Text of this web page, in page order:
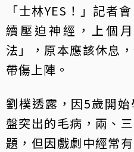
「士林YES！」記者
續壓迫神經，上個
法」，原本應該休息
帶傷上陣。
劉樸透露，因5歲開
盤突出的毛病，兩、
題，但因戲劇中經常